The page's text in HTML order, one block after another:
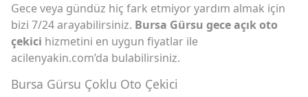
Gece veya gündüz hiç fark etmiyor yardım almak için
bizi 7/24 arayabilirsiniz. Bursa Gürsu gece açık oto
çekici hizmetini en uygun fiyatlar ile
acilenyakin.com’da bulabilirsiniz.
Bursa Gürsu Çoklu Oto Çekici